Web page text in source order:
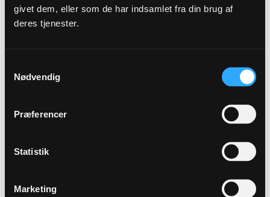
givet dem, eller som de har indsamlet fra din brug af
deres tjenester.
Nødvendig
Præferencer
Statistik
Marketing
eilman
Senior Member
0
0